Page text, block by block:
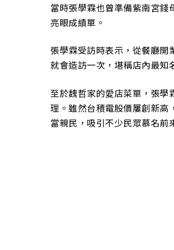
當時張學霖也曾準備紫南宮
亮眼成績單。
張學霖受訪時表示，從餐廳
就會造訪一次，堪稱店內最知
至於魏哲家的愛店菜單，張
理。雖然台積電股價屢創新高
當親民，吸引不少民眾慕名前